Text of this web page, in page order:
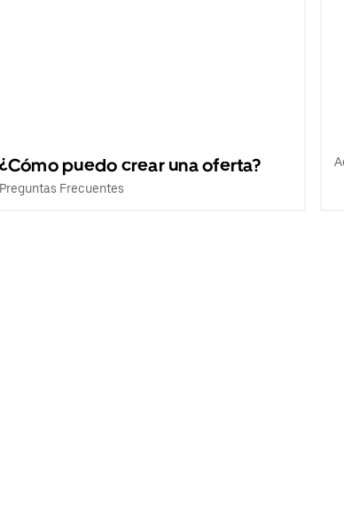
¿Cómo puedo crear una oferta?
Preguntas Frecuentes